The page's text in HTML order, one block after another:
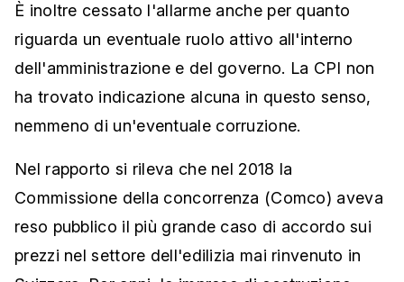
È inoltre cessato l'allarme anche per quanto
riguarda un eventuale ruolo attivo all'interno
dell'amministrazione e del governo. La CPI non
ha trovato indicazione alcuna in questo senso,
nemmeno di un'eventuale corruzione.
Nel rapporto si rileva che nel 2018 la
Commissione della concorrenza (Comco) aveva
reso pubblico il più grande caso di accordo sui
prezzi nel settore dell'edilizia mai rinvenuto in